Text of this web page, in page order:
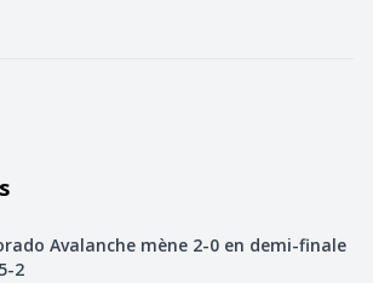
Avalanche mène 2-0 en demi-finale
2